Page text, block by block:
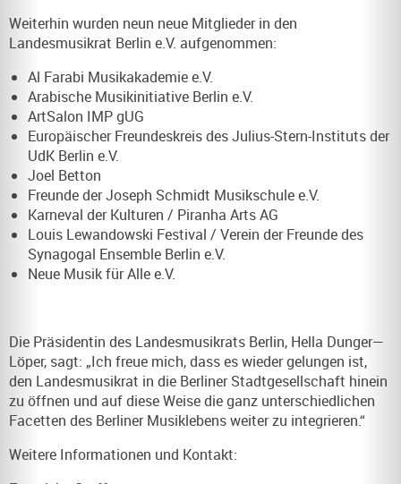
Weiterhin wurden neun neue Mitglieder in den
Landesmusikrat Berlin e.V. aufgenommen:
Al Farabi Musikakademie e.V.
Arabische Musikinitiative Berlin e.V.
ArtSalon IMP gUG
Europäischer Freundeskreis des Julius-Stern-Instituts der
UdK Berlin e.V.
Joel Betton
Freunde der Joseph Schmidt Musikschule e.V.
Karneval der Kulturen / Piranha Arts AG
Louis Lewandowski Festival / Verein der Freunde des
Synagogal Ensemble Berlin e.V.
Neue Musik für Alle e.V.
Die Präsidentin des Landesmusikrats Berlin, Hella Dunger—
Löper, sagt: „Ich freue mich, dass es wieder gelungen ist,
den Landesmusikrat in die Berliner Stadtgesellschaft hinein
zu öffnen und auf diese Weise die ganz unterschiedlichen
Facetten des Berliner Musiklebens weiter zu integrieren.“
Weitere Informationen und Kontakt: